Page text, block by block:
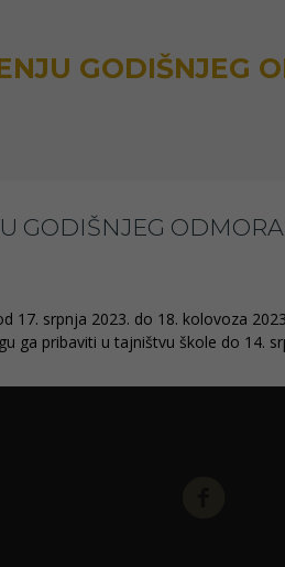
GODIŠNJEG
GODIŠNJEG ODMORA
17. srpnja 2023. do 18. kolovoza
ga pribaviti u tajništvu škole do 14.